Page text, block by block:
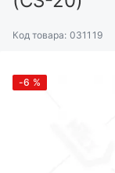
Код товара: 031119
-6 %